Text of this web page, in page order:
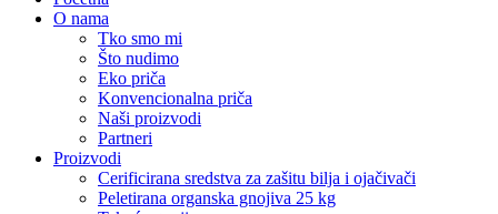
O nama
Tko smo mi
Što nudimo
Eko priča
Konvencionalna priča
Naši proizvodi
Partneri
Proizvodi
Cerificirana sredstva za zašitu bilja i ojačivači
Peletirana organska gnojiva 25 kg